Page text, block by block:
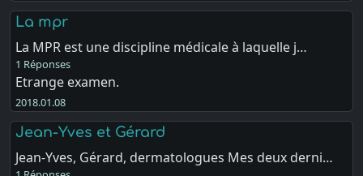
La mpr
La MPR est une discipline médicale à laquelle j…
1 Réponses
Etrange examen.
2018.01.08
Jean-Yves et Gérard
Jean-Yves, Gérard, dermatologues Mes deux derni…